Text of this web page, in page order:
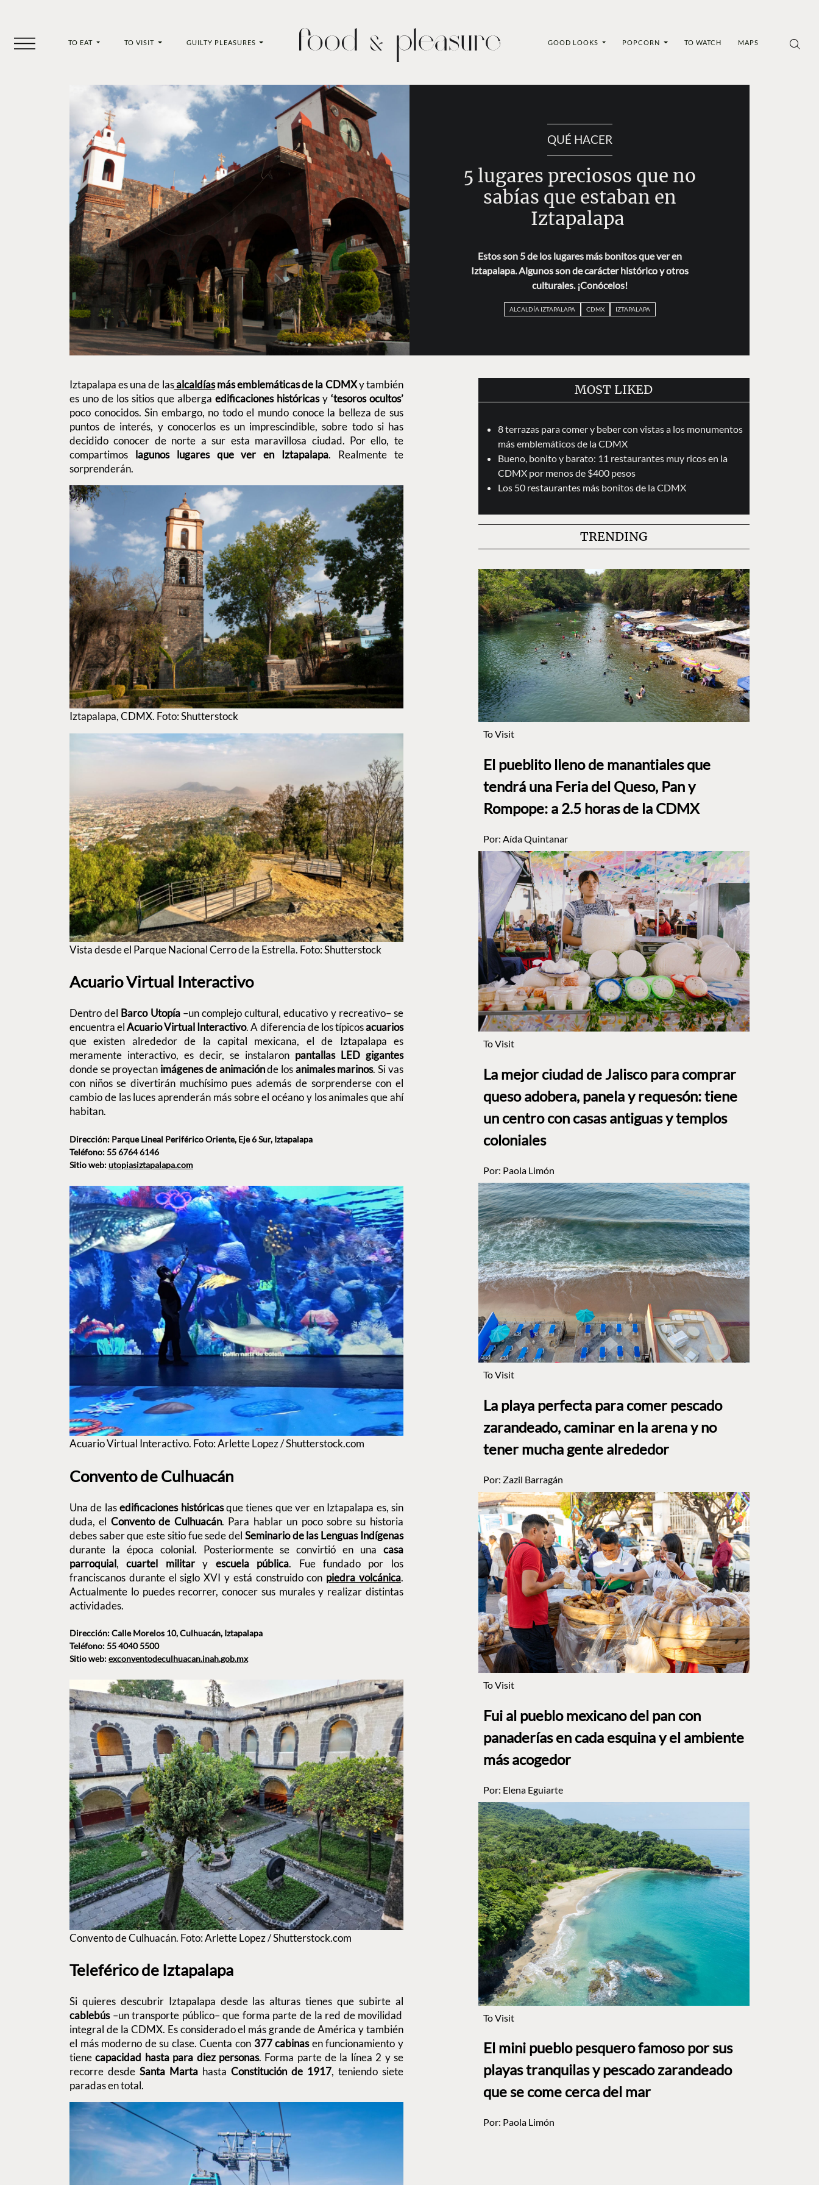
TO EAT TO VISIT GUILTY PLEASURES GOOD LOOKS POPCORN TO WATCH MAPS
QUÉ HACER
5 lugares preciosos que no
sabías que estaban en
Iztapalapa
Estos son 5 de los lugares más bonitos que ver en
Iztapalapa. Algunos son de carácter histórico y otros
culturales. ¡Conócelos!
ALCALDÍA IZTAPALAPA CDMX IZTAPALAPA
Iztapalapa es una de lasalcaldíasmás emblemáticas de la CDMXy también
es uno de los sitios que alberga edificaciones históricasy ‘tesoros ocultos’
poco conocidos. Sin embargo, no todo el mundo conoce la belleza de sus
puntos de interés, y conocerlos es un imprescindible, sobre todo si has
decidido conocer de norte a sur esta maravillosa ciudad. Por ello, te
compartimos lagunos lugares que ver en Iztapalapa. Realmente te
sorprenderán.
Iztapalapa, CDMX. Foto: Shutterstock
Vista desde el Parque Nacional Cerro de la Estrella. Foto: Shutterstock
Acuario Virtual Interactivo
Dentro del Barco Utopía–un complejo cultural, educativo y recreativo– se
encuentra elAcuario Virtual Interactivo. A diferencia de los típicosacuarios
que existen alrededor de la capital mexicana, el de Iztapalapa es
meramente interactivo, es decir, se instalaron pantallas LED gigantes
donde se proyectan imágenes de animaciónde losanimales marinos. Si vas
con niños se divertirán muchísimo pues además de sorprenderse con el
cambio de las luces aprenderán más sobre el océano y los animales que ahí
habitan.
Dirección: Parque Lineal Periférico Oriente, Eje 6 Sur, Iztapalapa
Teléfono: 55 6764 6146
Sitio web:utopiasiztapalapa.com
Acuario Virtual Interactivo. Foto: Arlette Lopez / Shutterstock.com
Convento de Culhuacán
Una de lasedificaciones históricasque tienes que ver en Iztapalapa es, sin
duda, el Convento de Culhuacán. Para hablar un poco sobre su historia
debes saber que este sitio fue sede del Seminario de las Lenguas Indígenas
durante la época colonial. Posteriormente se convirtió en una casa
parroquial,cuartel military escuela pública. Fue fundado por los
franciscanos durante el siglo XVI y está construido con piedra volcánica.
Actualmente lo puedes recorrer, conocer sus murales y realizar distintas
actividades.
Dirección: Calle Morelos 10, Culhuacán, Iztapalapa
Teléfono: 55 4040 5500
Sitio web:exconventodeculhuacan.inah.gob.mx
Convento de Culhuacán. Foto: Arlette Lopez / Shutterstock.com
Teleférico de Iztapalapa
Si quieres descubrir Iztapalapa desde las alturas tienes que subirte al
cablebús–un transporte público– que forma parte de la red de movilidad
integral de la CDMX. Es considerado el más grande de América y también
el más moderno de su clase. Cuenta con 377 cabinasen funcionamiento y
tienecapacidad hasta para diez personas. Forma parte de la línea 2 y se
recorre desde Santa Martahasta Constitución de 1917, teniendo siete
paradas en total.
MOST LIKED
8 terrazas para comer y beber con vistas a los monumentos
más emblemáticos de la CDMX
Bueno, bonito y barato: 11 restaurantes muy ricos en la
CDMX por menos de $400 pesos
Los 50 restaurantes más bonitos de la CDMX
TRENDING
To Visit
El pueblito lleno de manantiales que
tendrá una Feria del Queso, Pan y
Rompope: a 2.5 horas de la CDMX
Por: Aída Quintanar
To Visit
La mejor ciudad de Jalisco para comprar
queso adobera, panela y requesón: tiene
un centro con casas antiguas y templos
coloniales
Por: Paola Limón
To Visit
La playa perfecta para comer pescado
zarandeado, caminar en la arena y no
tener mucha gente alrededor
Por: Zazil Barragán
To Visit
Fui al pueblo mexicano del pan con
panaderías en cada esquina y el ambiente
más acogedor
Por: Elena Eguiarte
To Visit
El mini pueblo pesquero famoso por sus
playas tranquilas y pescado zarandeado
que se come cerca del mar
Por: Paola Limón